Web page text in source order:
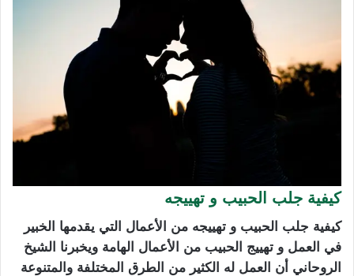
كيفية جلب الحبيب و تهييجه
كيفية جلب الحبيب و تهييجه من الأعمال التي يقدمها الخبير
في العمل و تهييج الحبيب من الأعمال الهامة ويخبرنا الشيخ
الروحاني أن العمل له الكثير من الطرق المختلفة والمتنوعة